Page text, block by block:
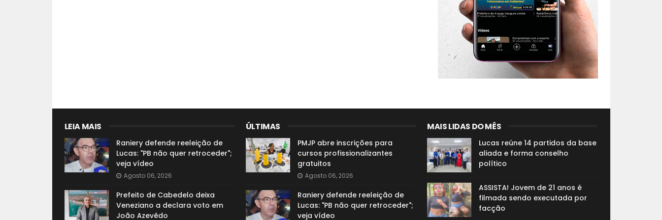
LEIA MAIS
Raniery defende reeleição de
Lucas: "PB não quer retroceder";
veja vídeo
Agosto 06, 2026
Prefeito de Cabedelo deixa
Veneziano a declara voto em
João Azevêdo
ÚLTIMAS
PMJP abre inscrições para
cursos profissionalizantes
gratuitos
Agosto 06, 2026
Raniery defende reeleição de
Lucas: "PB não quer retroceder";
veja vídeo
MAIS LIDAS DO MÊS
Lucas reúne 14 partidos da base
aliada e forma conselho
político
ASSISTA! Jovem de 21 anos é
filmada sendo executada por
facção